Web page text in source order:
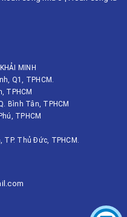
MINH
Q1, TPHCM.
TPHCM
Bình Tân, TPHCM
TPHCM
Thủ Đức, TPHCM.